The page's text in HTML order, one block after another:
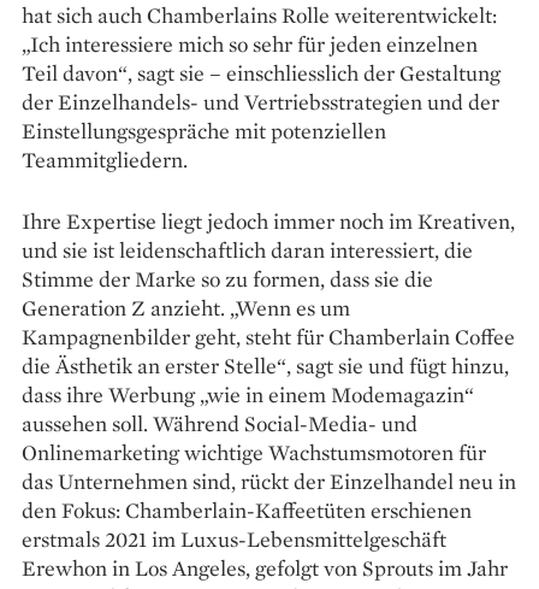
hat sich auch Chamberlains Rolle weiter­entwickelt:
„Ich interessiere mich so sehr für ­jeden ­einzel­nen
Teil davon“, sagt sie – einschliesslich der Gestaltung
der Einzelhandels- und Vertriebsstrategien und der
Einstellungs­gespräche mit potenziellen
Teammitgliedern.
Ihre Expertise liegt jedoch immer noch im Kreativen,
und sie ist leidenschaftlich ­daran ­interessiert, die
Stimme der Marke so zu ­formen, dass sie die
Generation Z anzieht. „Wenn es um
Kampagnenbilder geht, steht für Chamberlain Coffee
die Ästhetik an erster Stelle“, sagt sie und fügt hinzu,
dass ihre Werbung „wie in ­einem Modemagazin“
aussehen soll. Während Social-­Media- und
Onlinemarketing wichtige Wachstumsmotoren für
das Unternehmen sind, rückt der Einzelhandel neu in
den Fokus: Chamberlain-Kaffeetüten erschienen
erstmals 2021 im Luxus-Lebensmittelgeschäft
Erewhon in Los Angeles, gefolgt von Sprouts im Jahr